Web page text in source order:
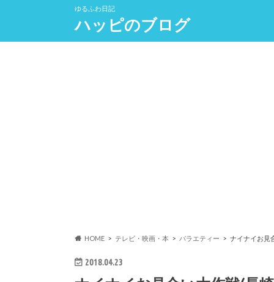
ゆるふわ日記
ハッピのブログ
HOME テレビ・映画・本 バラエティー ナイナイお見
2018.04.23